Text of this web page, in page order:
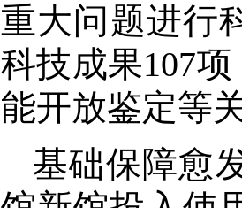
重大问题进行
科技成果107
能开放鉴定等
基础保障愈